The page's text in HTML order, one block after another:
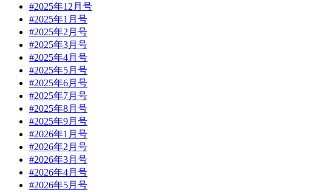
#2025年12月号
#2025年1月号
#2025年2月号
#2025年3月号
#2025年4月号
#2025年5月号
#2025年6月号
#2025年7月号
#2025年8月号
#2025年9月号
#2026年1月号
#2026年2月号
#2026年3月号
#2026年4月号
#2026年5月号